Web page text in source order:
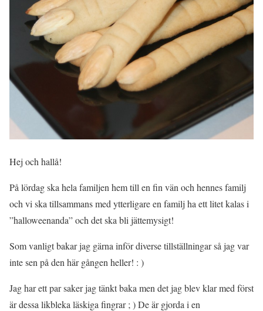
Hej och hallå!
På lördag ska hela familjen hem till en fin vän och hennes familj
och vi ska tillsammans med ytterligare en familj ha ett litet kalas i
”halloweenanda” och det ska bli jättemysigt!
Som vanligt bakar jag gärna inför diverse tillställningar så jag var
inte sen på den här gången heller! : )
Jag har ett par saker jag tänkt baka men det jag blev klar med först
är dessa likbleka läskiga fingrar ; ) De är gjorda i en